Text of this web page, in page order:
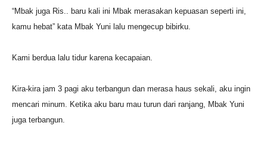
“Mbak juga Ris.. baru kali ini Mbak merasakan kepuasan seperti ini,
kamu hebat” kata Mbak Yuni lalu mengecup bibirku.
Kami berdua lalu tidur karena kecapaian.
Kira-kira jam 3 pagi aku terbangun dan merasa haus sekali, aku ingin
mencari minum. Ketika aku baru mau turun dari ranjang, Mbak Yuni
juga terbangun.